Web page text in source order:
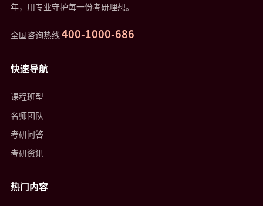
年，用专业守护每一份考研理想。
全国咨询热线400-1000-686
快速导航
课程班型
名师团队
考研问答
考研资讯
热门内容